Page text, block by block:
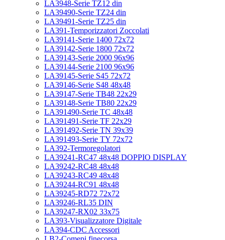
LA3948-Serie TZ12 din
LA39490-Serie TZ24 din
LA39491-Serie TZ25 din
LA391-Temporizzatori Zoccolati
LA39141-Serie 1400 72x72
LA39142-Serie 1800 72x72
LA39143-Serie 2000 96x96
LA39144-Serie 2100 96x96
LA39145-Serie S45 72x72
LA39146-Serie S48 48x48
LA39147-Serie TB48 22x29
LA39148-Serie TB80 22x29
LA391490-Serie TC 48x48
LA391491-Serie TF 22x29
LA391492-Serie TN 39x39
LA391493-Serie TY 72x72
LA392-Termoregolatori
LA39241-RC47 48x48 DOPPIO DISPLAY
LA39242-RC48 48x48
LA39243-RC49 48x48
LA39244-RC91 48x48
LA39245-RD72 72x72
LA39246-RL35 DIN
LA39247-RX02 33x75
LA393-Visualizzatore Digitale
LA394-CDC Accessori